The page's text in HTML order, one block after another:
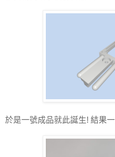
於是一號成品就此誕生! 結果